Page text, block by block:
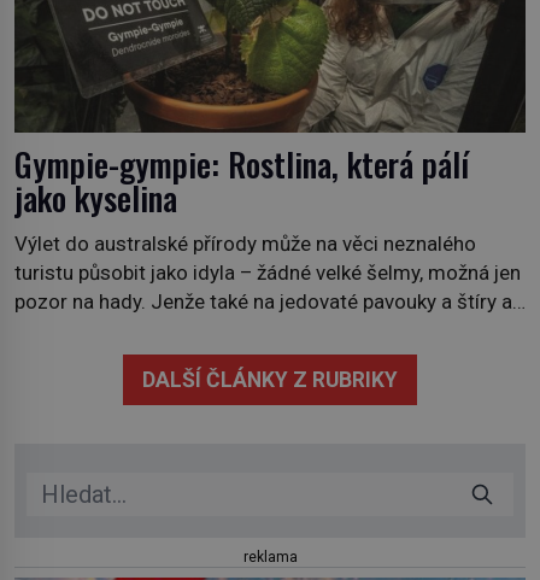
Gympie-gympie: Rostlina, která pálí
jako kyselina
Výlet do australské přírody může na věci neznalého
turistu působit jako idyla – žádné velké šelmy, možná jen
pozor na hady. Jenže také na jedovaté pavouky a štíry a
Stačí letmý dotyk a ozve se pronikavá bolest, která
přetrvává i týdny. Nenápadný tento […]
DALŠÍ ČLÁNKY Z RUBRIKY
reklama